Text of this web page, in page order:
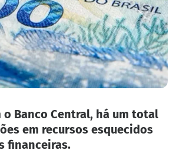
o Banco Central, há um total
em recursos esquecidos
financeiras.